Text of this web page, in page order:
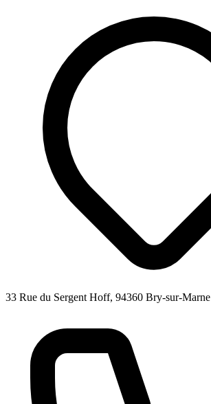
33 Rue du Sergent Hoff, 94360 Bry-sur-Marne